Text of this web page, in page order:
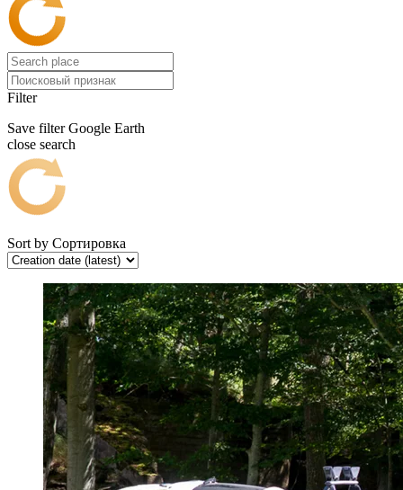
Filter
Save filter Google Earth
close search
Sort by Сортировка